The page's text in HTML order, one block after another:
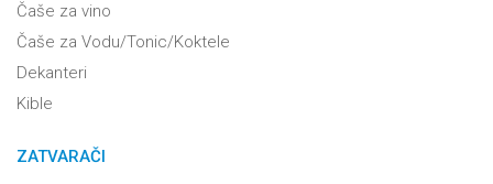
Čaše za vino
Čaše za Vodu/Tonic/Koktele
Dekanteri
Kible
ZATVARAČI